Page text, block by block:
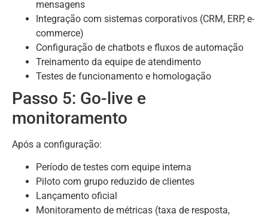
mensagens
Integração com sistemas corporativos (CRM, ERP, e-
commerce)
Configuração de chatbots e fluxos de automação
Treinamento da equipe de atendimento
Testes de funcionamento e homologação
Passo 5: Go-live e
monitoramento
Após a configuração:
Período de testes com equipe interna
Piloto com grupo reduzido de clientes
Lançamento oficial
Monitoramento de métricas (taxa de resposta,